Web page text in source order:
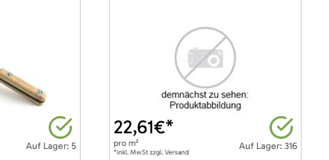
Auf Lager: 5 Auf Lager: 316
22,61€*
prom²
*inkl. MwSt zzgl. Versand